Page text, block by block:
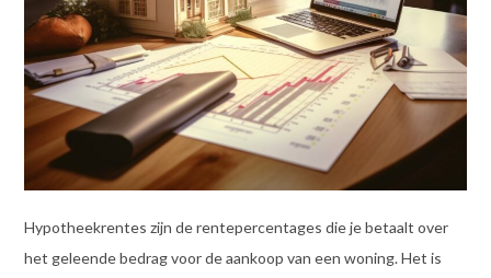
Hypotheekrentes zijn de rentepercentages die je betaalt over
het geleende bedrag voor de aankoop van een woning. Het is